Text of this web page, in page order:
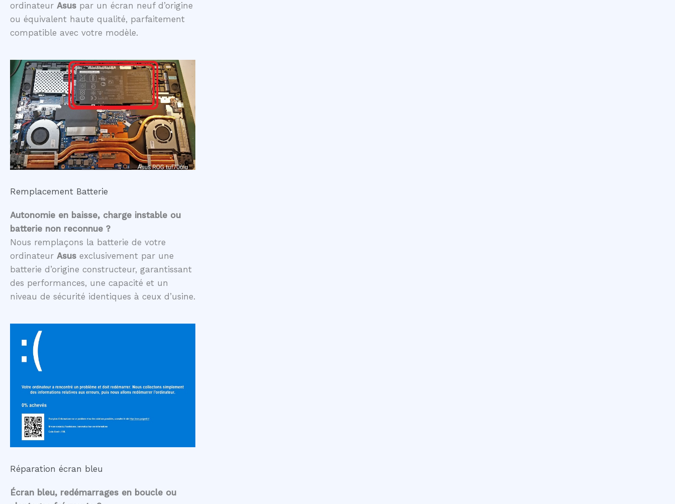
ordinateur Asus par un écran neuf d’origine
ou équivalent haute qualité, parfaitement
compatible avec votre modèle.
Remplacement Batterie
Autonomie en baisse, charge instable ou
batterie non reconnue ?
Nous remplaçons la batterie de votre
ordinateur Asus exclusivement par une
batterie d’origine constructeur, garantissant
des performances, une capacité et un
niveau de sécurité identiques à ceux d’usine.
Réparation écran bleu
Écran bleu, redémarrages en boucle ou